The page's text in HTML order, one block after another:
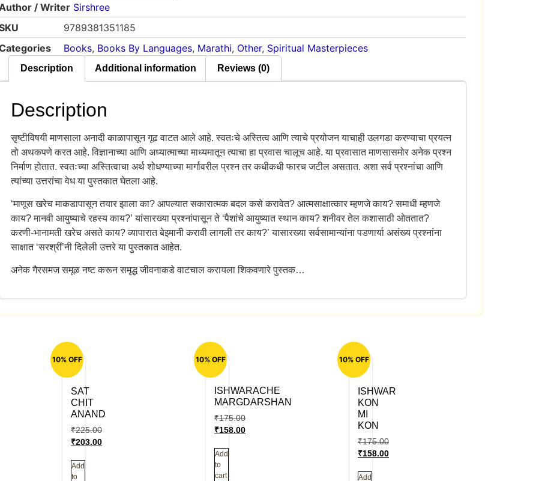
/ Writer Sirshree
9789381351185
Books, Books By Languages, Marathi, Other, Spiritual Masterpieces
Description Additional information Reviews (0)
Description
सृष्टीविषयी माणसाला अनादी काळापासून गूढ वाटत आले आहे. स्वतःचे अस्तित्व आणि त्याचे प्रयोजन याचाही उलगडा करण्याचा प्रयत्न
तो अथकपणे करत आहे. विज्ञानाच्या आणि अध्यात्माच्या माध्यमातून त्याचा हा प्रवास चालूच आहे. या प्रवासात माणसासमोर अनेक प्रश्न
निर्माण होतात. स्वतःच्या अस्तित्वाचा अर्थ शोधण्याच्या मार्गावरील प्रश्न तर कधीकधी फारच जटील असतात. अशा सर्व प्रश्नांचा आणि
त्यांच्या उत्तरांचा वेध या पुस्तकात घेतला आहे.
‘माणूस खरेच माकडापासून तयार झाला का? आपल्यात सकारात्मक बदल कसे करावेत? आत्मसाक्षात्कार म्हणजे काय? समाधी म्हणजे
काय? मानवी आयुष्याचे रहस्य काय?’ यांसारख्या प्रश्नांपासून ते ‘पैशांचे आयुष्यात स्थान काय? शनीवर तेल कशासाठी ओततात?
करणी-भानामती खरेच असते काय? व्यापारात बेइमानी करावी लागली तर काय?’ यासारख्या सर्वसामान्यांना पडणार्या असंख्य प्रश्नांना
साक्षात ‘सरश्रीं’नी दिलेली उत्तरे या पुस्तकात आहेत.
अनेक गैरसमज समूळ नष्ट करून समृद्ध जीवनाकडे वाटचाल करायला शिकवणारे पुस्तक…
10% OFF
SAT
CHIT
ANAND
₹225.00
₹203.00
Add
to
10% OFF
ISHWARACHE
MARGDARSHAN
₹175.00
₹158.00
Add
to
cart
10% OFF
ISHWAR
KON
MI
KON
₹175.00
₹158.00
Add